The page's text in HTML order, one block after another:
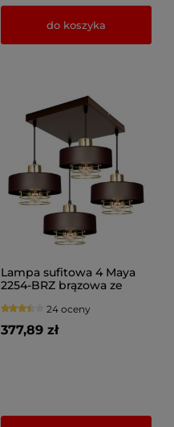
do koszyka
Lampa sufitowa 4 Maya
2254-BRZ brązowa ze
24 oceny
377,89 zł